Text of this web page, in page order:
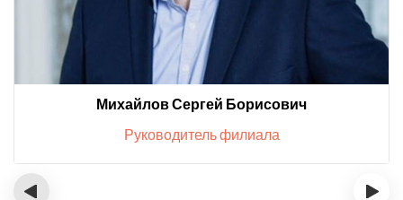
Михайлов Сергей Борисович
Руководитель филиала
‹ ›